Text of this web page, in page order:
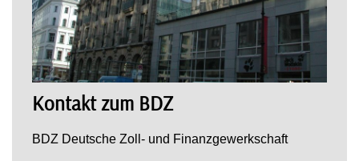
Kontakt zum BDZ
BDZ Deutsche Zoll- und Finanzgewerkschaft